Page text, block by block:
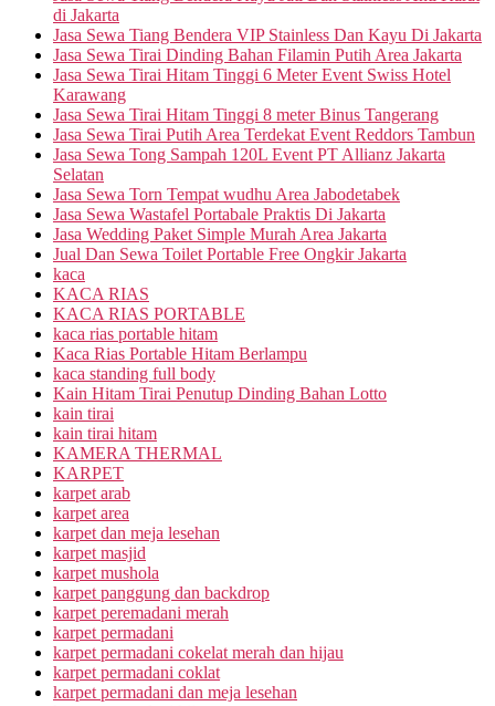
di Jakarta
Jasa Sewa Tiang Bendera VIP Stainless Dan Kayu Di Jakarta
Jasa Sewa Tirai Dinding Bahan Filamin Putih Area Jakarta
Jasa Sewa Tirai Hitam Tinggi 6 Meter Event Swiss Hotel
Karawang
Jasa Sewa Tirai Hitam Tinggi 8 meter Binus Tangerang
Jasa Sewa Tirai Putih Area Terdekat Event Reddors Tambun
Jasa Sewa Tong Sampah 120L Event PT Allianz Jakarta
Selatan
Jasa Sewa Torn Tempat wudhu Area Jabodetabek
Jasa Sewa Wastafel Portabale Praktis Di Jakarta
Jasa Wedding Paket Simple Murah Area Jakarta
Jual Dan Sewa Toilet Portable Free Ongkir Jakarta
kaca
KACA RIAS
KACA RIAS PORTABLE
kaca rias portable hitam
Kaca Rias Portable Hitam Berlampu
kaca standing full body
Kain Hitam Tirai Penutup Dinding Bahan Lotto
kain tirai
kain tirai hitam
KAMERA THERMAL
KARPET
karpet arab
karpet area
karpet dan meja lesehan
karpet masjid
karpet mushola
karpet panggung dan backdrop
karpet peremadani merah
karpet permadani
karpet permadani cokelat merah dan hijau
karpet permadani coklat
karpet permadani dan meja lesehan